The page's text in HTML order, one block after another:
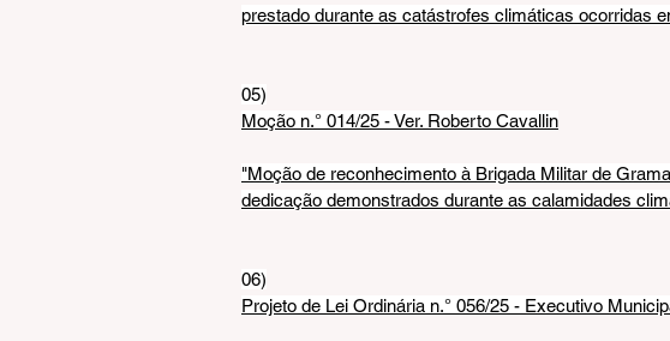
prestado durante as catástrofes climáticas ocorridas
05)
Moção n.° 014/25 - Ver. Roberto Cavallin
"Moção de reconhecimento à Brigada Militar de
dedicação demonstrados durante as calamidades
06)
Projeto de Lei Ordinária n.° 056/25 - Executivo